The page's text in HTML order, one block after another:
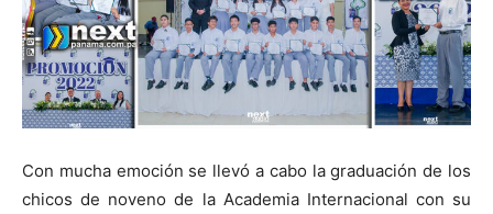
Con mucha emoción se llevó a cabo la graduación de los
chicos de noveno de la Academia Internacional con su